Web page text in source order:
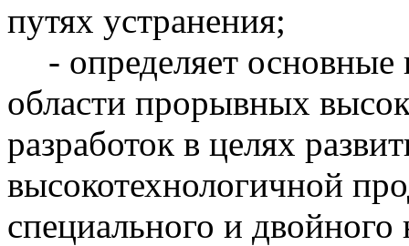
путях устранения;
- определяет
области прорывных
разработок в целях
высокотехнологичной
специального и двойного